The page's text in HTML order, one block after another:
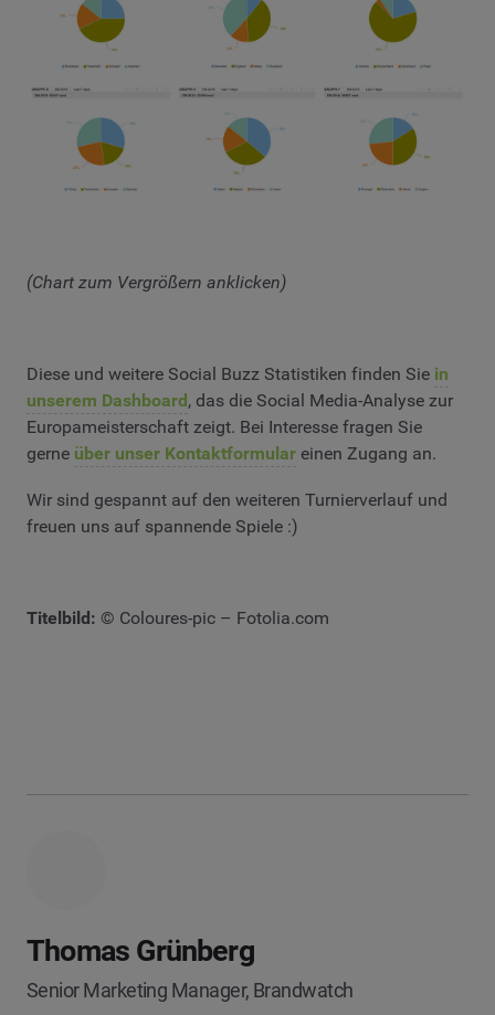
(Chart zum Vergrößern anklicken)
Diese und weitere Social Buzz Statistiken finden Sie in
unserem Dashboard , das die Social Media-Analyse zur
Europameisterschaft zeigt. Bei Interesse fragen Sie
gerne über unser Kontaktformular einen Zugang an.
Wir sind gespannt auf den weiteren Turnierverlauf und
freuen uns auf spannende Spiele :)
Titelbild: © Coloures-pic – Fotolia.com
Thomas Grünberg
Senior Marketing Manager, Brandwatch